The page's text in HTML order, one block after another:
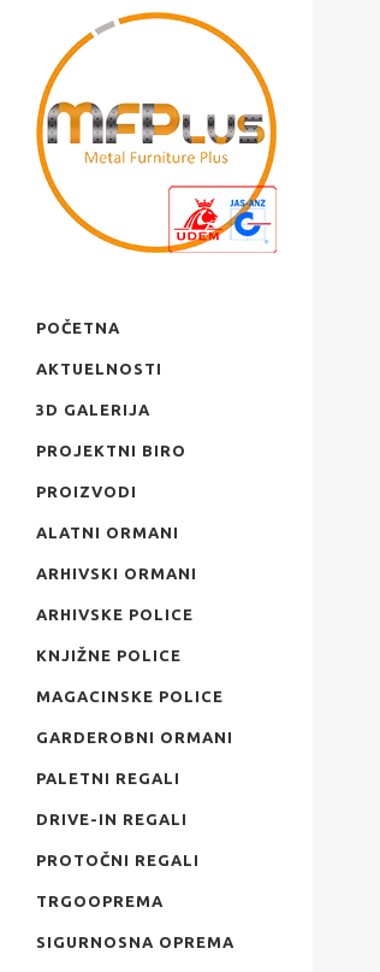
POČETNA
AKTUELNOSTI
3D GALERIJA
PROJEKTNI BIRO
PROIZVODI
ALATNI ORMANI
ARHIVSKI ORMANI
ARHIVSKE POLICE
KNJIŽNE POLICE
MAGACINSKE POLICE
GARDEROBNI ORMANI
PALETNI REGALI
DRIVE-IN REGALI
PROTOČNI REGALI
TRGOOPREMA
SIGURNOSNA OPREMA